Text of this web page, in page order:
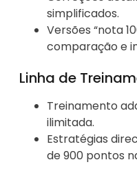
simplificados.
Versões “nota
comparação e
Linha de
Treinamento
ilimitada.
Estratégias
de 900 pontos